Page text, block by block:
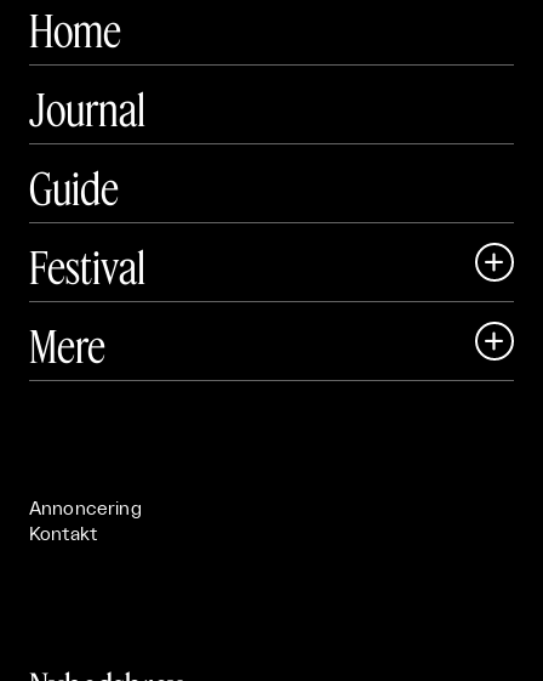
Home
Journal
Guide
Festival

 Art Matter Festival
Mere 
Annoncering
Kontakt